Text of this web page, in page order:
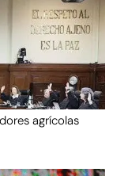
agrícolas